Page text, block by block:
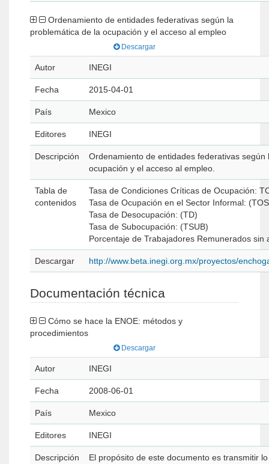
problemática de la ocupación y el acceso al empleo
Descargar
Autor INEGI
Fecha 2015-04-01
País Mexico
Editores INEGI
Descripción
Ordenamiento de entidades federativas según
ocupación y el acceso al empleo.
Tabla de
contenidos
Tasa de Condiciones Críticas de Ocupación:
Tasa de Ocupación en el Sector Informal:
Tasa de Desocupación: (TD)
Tasa de Subocupación: (TSUB)
Porcentaje de Trabajadores Remunerados sin
Descargar http://www.beta.inegi.org.mx/proyectos/
Documentación técnica
procedimientos
Descargar
Autor INEGI
Fecha 2008-06-01
País Mexico
Editores INEGI
Descripción
El propósito de este documento es transmitir